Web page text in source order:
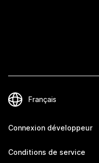
Connexion développeur
Conditions de service